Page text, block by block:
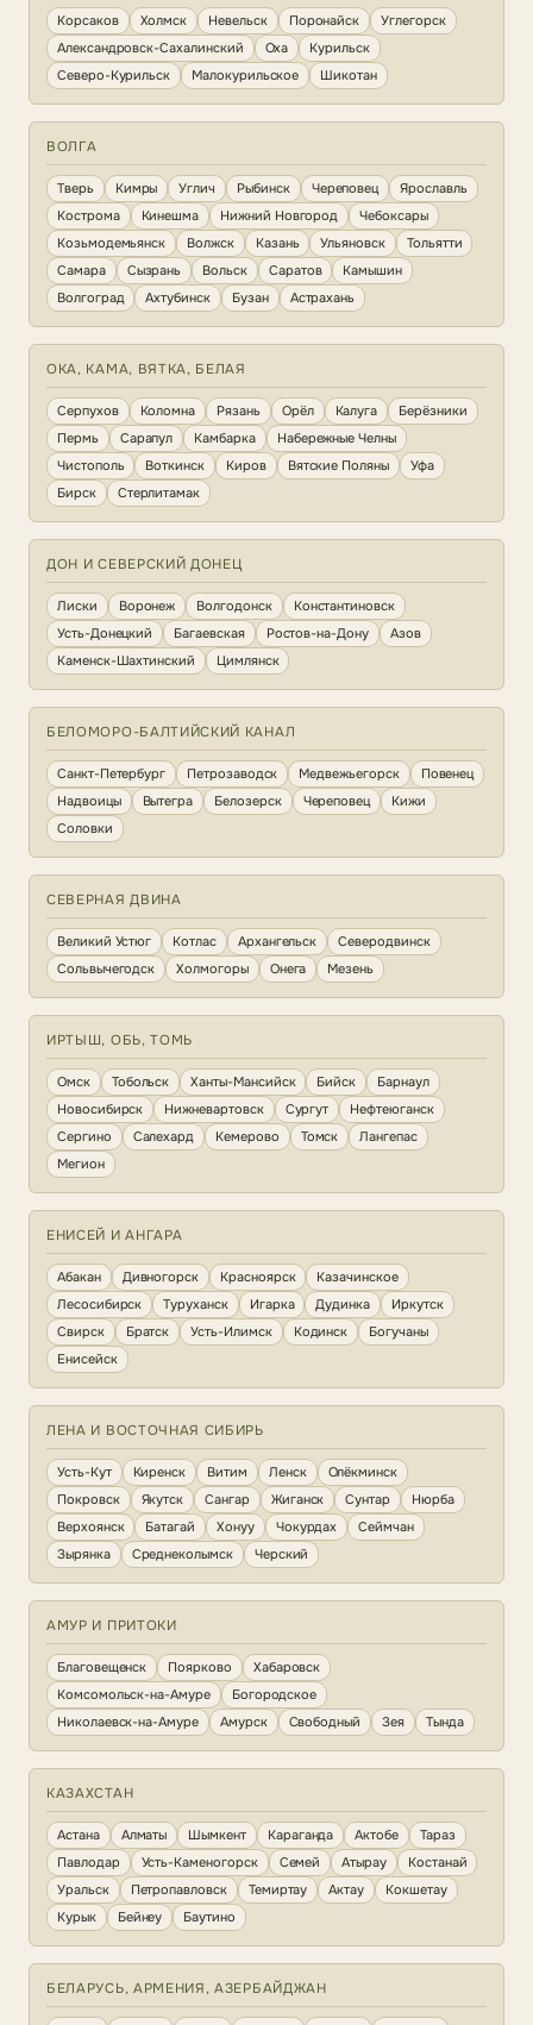
Корсаков Холмск Невельск Поронайск
Углегорск
Александровск-Сахалинский
Оха
Курильск
Северо-Курильск
Малокурильское Шикотан
ВОЛГА
Тверь Кимры Углич Рыбинск Череповец
Ярославль
Кострома
Кинешма Нижний Новгород
Чебоксары
Козьмодемьянск
Волжск Казань Ульяновск
Тольятти
Самара
Сызрань Вольск Саратов
Камышин
Волгоград
Ахтубинск Бузан Астрахань
ОКА, КАМА, ВЯТКА, БЕЛАЯ
Серпухов Коломна Рязань Орёл Калуга
Берёзники
Пермь
Сарапул Камбарка
Набережные Челны
Чистополь
Воткинск Киров Вятские Поляны
Уфа
Бирск
Стерлитамак
ДОН И СЕВЕРСКИЙ ДОНЕЦ
Лиски Воронеж Волгодонск
Константиновск
Усть-Донецкий
Багаевская Ростов-на-Дону
Азов
Каменск-Шахтинский
Цимлянск
БЕЛОМОРО-БАЛТИЙСКИЙ КАНАЛ
Санкт-Петербург Петрозаводск Медвежьегорск
Повенец
Надвоицы
Вытегра Белозерск Череповец
Кижи
Соловки
СЕВЕРНАЯ ДВИНА
Великий Устюг Котлас Архангельск
Северодвинск
Сольвычегодск
Холмогоры Онега Мезень
ИРТЫШ, ОБЬ, ТОМЬ
Омск Тобольск Ханты-Мансийск Бийск
Барнаул
Новосибирск
Нижневартовск Сургут
Нефтеюганск
Сергино
Салехард Кемерово Томск
Лангепас
Мегион
ЕНИСЕЙ И АНГАРА
Абакан Дивногорск Красноярск
Казачинское
Лесосибирск
Туруханск Игарка Дудинка
Иркутск
Свирск
Братск Усть-Илимск Кодинск
Богучаны
Енисейск
ЛЕНА И ВОСТОЧНАЯ СИБИРЬ
Усть-Кут Киренск Витим Ленск
Олёкминск
Покровск
Якутск Сангар Жиганск Сунтар
Нюрба
Верхоянск
Батагай Хонуу Чокурдах
Сеймчан
Зырянка
Среднеколымск Черский
АМУР И ПРИТОКИ
Благовещенск Поярково
Хабаровск
Комсомольск-на-Амуре
Богородское
Николаевск-на-Амуре
Амурск Свободный Зея Тында
КАЗАХСТАН
Астана Алматы Шымкент Караганда Актобе
Тараз
Павлодар
Усть-Каменогорск Семей Атырау
Костанай
Уральск
Петропавловск Темиртау Актау
Кокшетау
Курык
Бейнеу Баутино
БЕЛАРУСЬ, АРМЕНИЯ, АЗЕРБАЙДЖАН